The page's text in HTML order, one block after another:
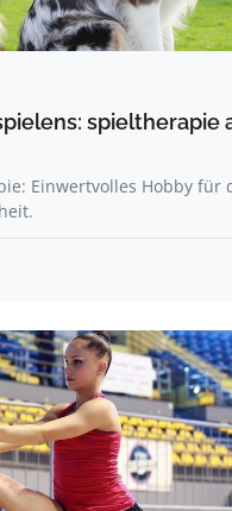
spieltherapie
Einwertvolles Hobby für